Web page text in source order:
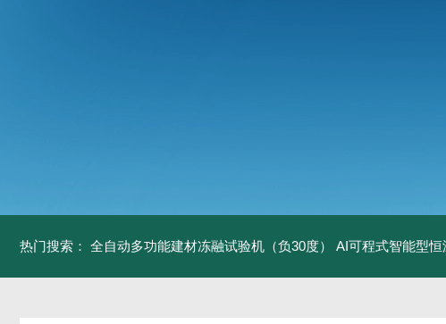
热门搜索： 全自动多功能建材冻融试验机（负30度） AI可程式智能型恒